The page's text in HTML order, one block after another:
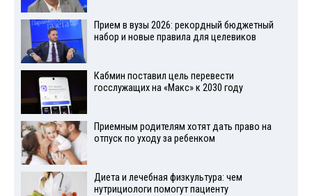
Прием в вузы 2026: рекордный бюджетный
набор и новые правила для целевиков
Кабмин поставил цель перевести
госслужащих на «Макс» к 2030 году
Приемным родителям хотят дать право на
отпуск по уходу за ребенком
Диета и лечебная физкультура: чем
нутрициологи помогут пациенту